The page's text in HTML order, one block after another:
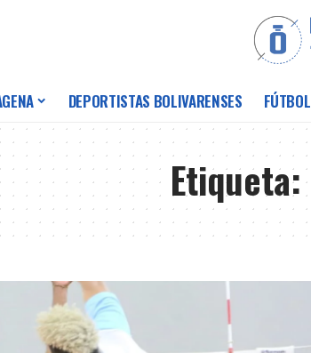
DEPORTISTAS BOLIVARENSES FÚTBOL
Etiqueta: